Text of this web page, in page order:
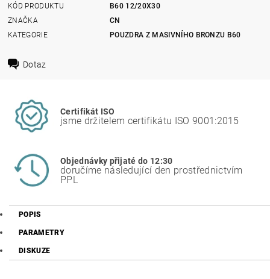
KÓD PRODUKTU
B60 12/20X30
ZNAČKA
CN
KATEGORIE
POUZDRA Z MASIVNÍHO BRONZU B60
Dotaz
Certifikát ISO
jsme držitelem certifikátu ISO 9001:2015
Objednávky přijaté do 12:30
doručíme následující den prostřednictvím
PPL
POPIS
PARAMETRY
DISKUZE